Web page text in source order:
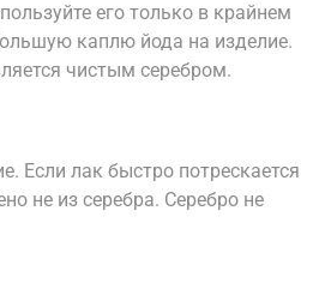
его только в крайнем
каплю йода на изделие.
чистым серебром.
Если лак быстро потрескается
не из серебра. Серебро не